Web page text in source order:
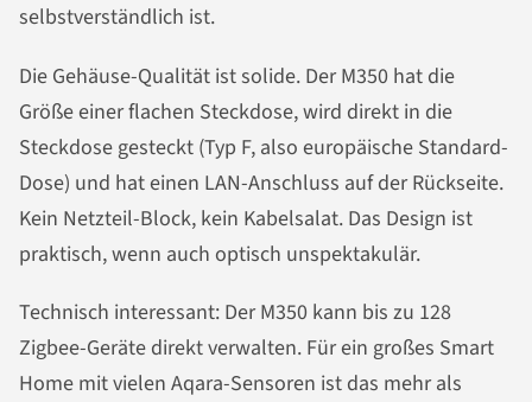
selbstverständlich ist.
Die Gehäuse-Qualität ist solide. Der M350 hat die
Größe einer flachen Steckdose, wird direkt in die
Steckdose gesteckt (Typ F, also europäische Standard-
Dose) und hat einen LAN-Anschluss auf der Rückseite.
Kein Netzteil-Block, kein Kabelsalat. Das Design ist
praktisch, wenn auch optisch unspektakulär.
Technisch interessant: Der M350 kann bis zu 128
Zigbee-Geräte direkt verwalten. Für ein großes Smart
Home mit vielen Aqara-Sensoren ist das mehr als